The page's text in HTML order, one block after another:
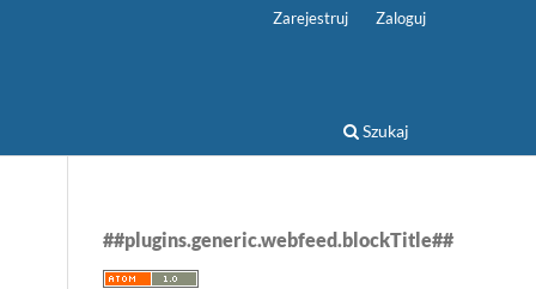
Szukaj
Zarejestruj Zaloguj
##plugins.generic.webfeed.blockTitle##